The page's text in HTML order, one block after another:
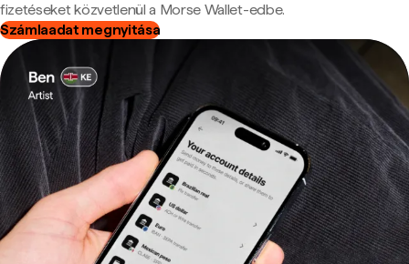
fizetéseket közvetlenül a Morse Wallet-edbe.
Számlaadat megnyitása